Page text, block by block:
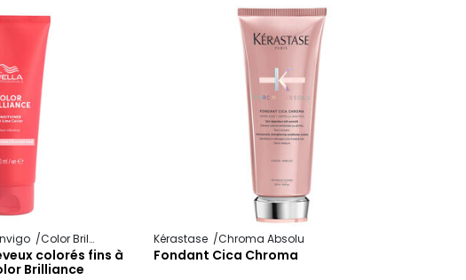
Color Brilliance
colorés fins à
Brilliance
Kérastase Chroma Absolu
Fondant Cica Chroma